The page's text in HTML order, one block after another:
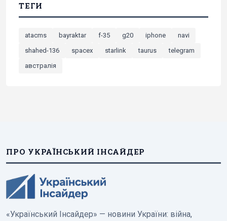
ТЕГИ
atacms bayraktar f-35 g20 iphone
navi
shahed-136
spacex starlink taurus
telegram
австралія
ПРО УКРАЇНСЬКИЙ ІНСАЙДЕР
«Український Інсайдер» — новини України: війна,